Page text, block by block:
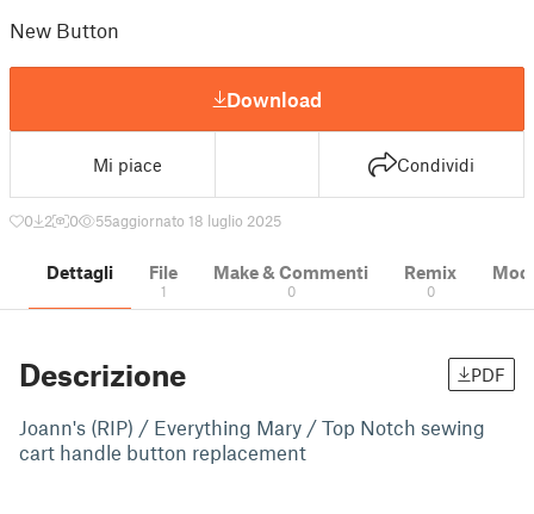
New Button
Download
Mi piace Condividi
0 2 0 55aggiornato 18 luglio 2025
Dettagli File
1
Make & Commenti
0
Remix
0
Descrizione PDF
Joann's (RIP) / Everything Mary / Top Notch sewing
cart handle button replacement